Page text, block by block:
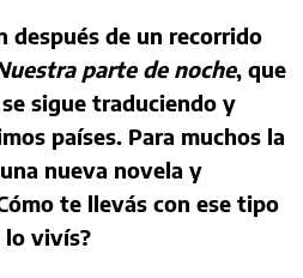
después de un recorrido
parte de noche, que
sigue traduciendo y
países. Para muchos la
nueva novela y
te llevás con ese tipo
lo vivís?